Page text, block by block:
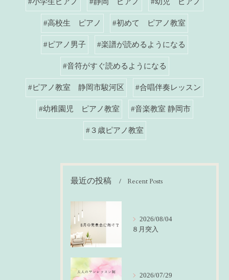
#小学生ピアノ #静岡 ピアノ #幼児 ピアノ
#高校生 ピアノ #初めて ピアノ教室
#ピアノ男子 #楽譜が読めるようになる
#音符がすぐ読めるようになる
#ピアノ教室 静岡市駿河区 #合唱伴奏レッスン
#幼稚園児 ピアノ教室 #音楽教室 静岡市
#３歳ピアノ教室
最近の投稿 Recent Posts
2026/08/04
８月突入
2026/07/29